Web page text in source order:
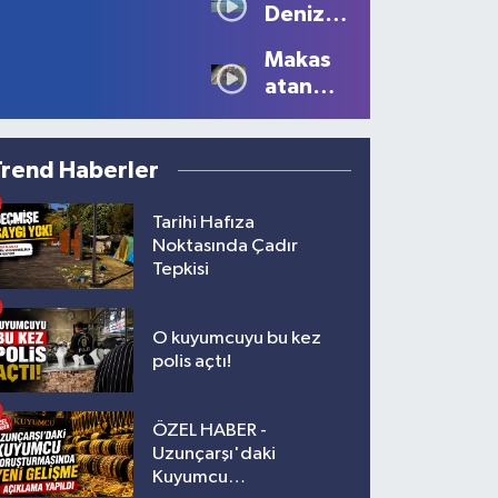
Kartpostallık
Manzaralar
Oluştu
Deniz
Tüm
Güzelliğiyle
Devam
Makas
atan
sürücüye
10 bin
lira ceza
Haberler
Tarihi Hafıza
Noktasında Çadır
Tepkisi
O kuyumcuyu bu kez
polis açtı!
ÖZEL HABER -
Uzunçarşı'daki
Kuyumcu